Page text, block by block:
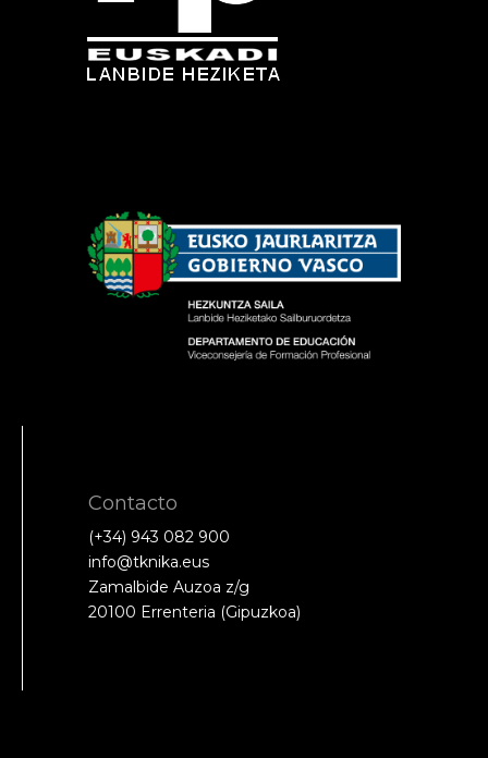
Contacto
(+34) 943 082 900
info@tknika.eus
Zamalbide Auzoa z/g
20100 Errenteria (Gipuzkoa)